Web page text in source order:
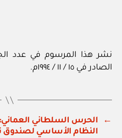
الصادر في ١٥ / ١١ / ١٩٩٤م.
←
النظام الأساسي لصندوق